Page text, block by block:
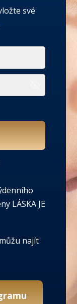
své
LÁSKA JE
najít